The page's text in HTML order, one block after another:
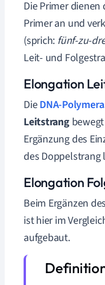
Die Primer dienen
Primer an und
(sprich: fünf-zu-
Leit- und
Elongation
DieDNA-
Leitstrangbewegt
Ergänzung des
des
Elongation
Beim Ergänzen des
ist hier im
aufgebaut.